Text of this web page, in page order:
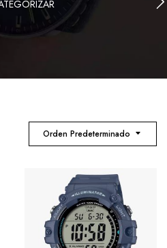
Orden Predeterminado